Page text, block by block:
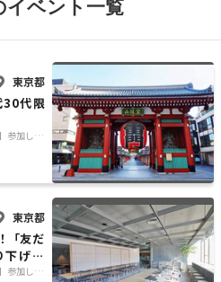
イベント一覧
東京都
30代限
参加しや
東京都
「友だ
げよ
参加しや